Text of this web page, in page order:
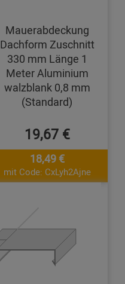
Mauerabdeckung
Dachform Zuschnitt
330 mm Länge 1
Meter Aluminium
walzblank 0,8 mm
(Standard)
19,67 €
18,49 €
mit Code: CxLyh2Ajne